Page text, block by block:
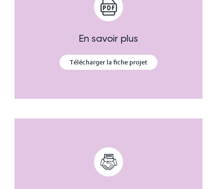
En savoir plus
Télécharger la fiche projet